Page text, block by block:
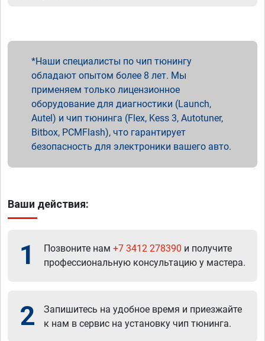
Наши специалисты по чип тюнингу
обладают опытом более 8 лет. Мы
применяем только лицензионное
оборудование для диагностики (Launch,
Autel) и чип тюнинга (Flex, Kess 3, Autotuner,
Bitbox, PCMFlash), что гарантирует
безопасность для электроники вашего авто.
Ваши действия:
1 Позвоните нам +7 3412 278390 и получите
профессиональную консультацию у мастера.
2
Запишитесь на удобное время и приезжайте
к нам в сервис на установку чип тюнинга.